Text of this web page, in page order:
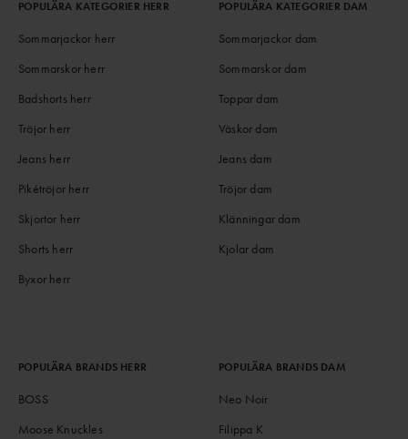
POPULÄRA KATEGORIER HERR
Sommarjackor herr
Sommarskor herr
Badshorts herr
Tröjor herr
Jeans herr
Pikétröjor herr
Skjortor herr
Shorts herr
Byxor herr
POPULÄRA KATEGORIER DAM
Sommarjackor dam
Sommarskor dam
Toppar dam
Väskor dam
Jeans dam
Tröjor dam
Klänningar dam
Kjolar dam
POPULÄRA BRANDS HERR
BOSS
Moose Knuckles
POPULÄRA BRANDS DAM
Neo Noir
Filippa K